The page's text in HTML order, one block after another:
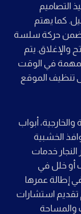
التصاميم
كما يهتم
يضمن حركة سلسة
والإغلاق. يتم
في الوقت
تنظيف الموقع
أبواب
الخشبية
النجار خدمات
أو خلل في
إطالة عمرها
تقديم استشارات
والمساحة